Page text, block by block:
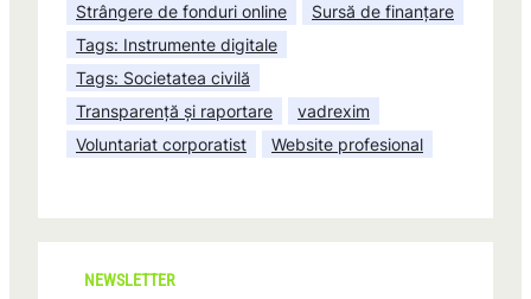
Strângere de fonduri online
Sursă de finanțare
Tags: Instrumente digitale
Tags: Societatea civilă
Transparență și raportare
vadrexim
Voluntariat corporatist
Website profesional
NEWSLETTER